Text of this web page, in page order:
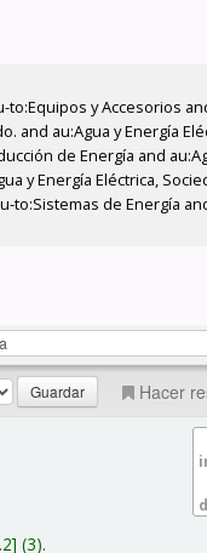
to:Equipos y Accesorios
and au:Agua y Energía
de Energía and
y Energía Eléctrica,
to:Sistemas de Energía
Hacer
(3).